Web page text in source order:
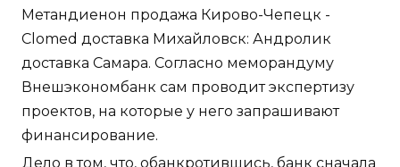
Метандиенон продажа Кирово-Чепецк -
Clomed доставка Михайловск: Андролик
доставка Самара. Согласно меморандуму
Внешэкономбанк сам проводит экспертизу
проектов, на которые у него запрашивают
финансирование.
Дело в том, что, обанкротившись, банк сначала